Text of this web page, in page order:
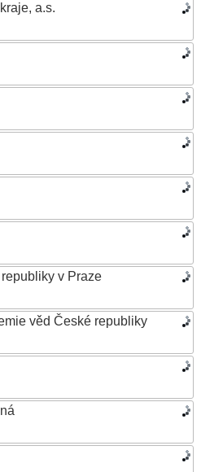
a.s.
v Praze
věd České republiky